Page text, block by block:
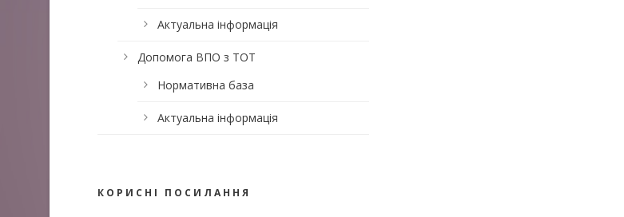
Актуальна інформація
Допомога ВПО з ТОТ
Нормативна база
Актуальна інформація
КОРИСНІ ПОСИЛАННЯ